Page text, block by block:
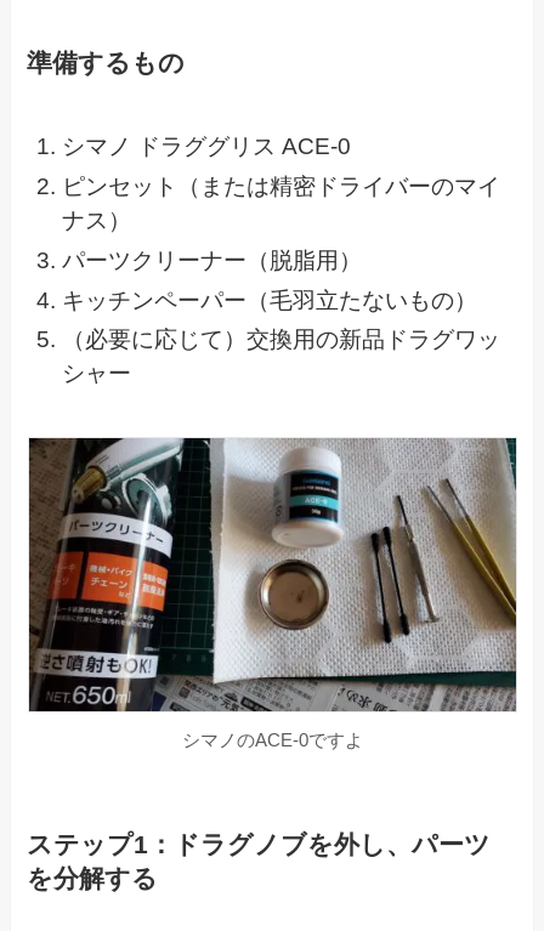
準備するもの
シマノ ドラググリス ACE-0
ピンセット（または精密ドライバーのマイ
ナス）
パーツクリーナー（脱脂用）
キッチンペーパー（毛羽立たないもの）
（必要に応じて）交換用の新品ドラグワッ
シャー
シマノのACE-0ですよ
ステップ1：ドラグノブを外し、パーツ
を分解する